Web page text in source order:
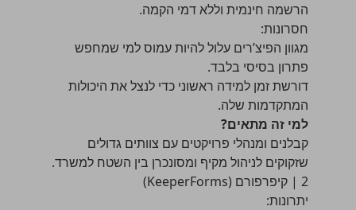
הרשמה חינמית וללא דמי הקמה.
חסרונות:
מגוון הפיצ’רים עלול להיות עמוס למי שמחפש
פתרון בסיסי בלבד.
דורשת זמן למידה ראשוני כדי לנצל את היכולות
המתקדמות שלה.
למי זה מתאים?
קבלנים ומנהלי פרויקטים עם צוותים גדולים
שזקוקים לניהול מקיף ומסונכרן בין השטח למשרד.
2 | קיפרפורם (KeeperForms)
יתרונות: